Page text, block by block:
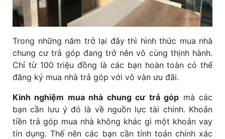
Trong những năm trở lại đây thì hình thức mua nhà
chung cư trả góp đang trở nên vô cùng thịnh hành.
Chỉ từ 100 triệu đồng là các bạn hoàn toàn có thể
đăng ký mua nhà trả góp với vô vàn ưu đãi.
Kinh nghiệm mua nhà chung cư trả góp mà các
bạn cần lưu ý đó là về nguồn lực tài chính. Khoản
tiền trả góp mua nhà không khác gì một khoản vay
tín dụng. Thế nên các bạn cần tính toán chính xác